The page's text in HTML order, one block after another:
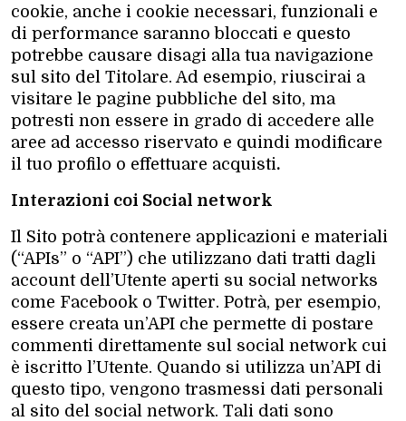
cookie, anche i cookie necessari, funzionali e
di performance saranno bloccati e questo
potrebbe causare disagi alla tua navigazione
sul sito del Titolare. Ad esempio, riuscirai a
visitare le pagine pubbliche del sito, ma
potresti non essere in grado di accedere alle
aree ad accesso riservato e quindi modificare
il tuo profilo o effettuare acquisti.
Interazioni coi Social network
Il Sito potrà contenere applicazioni e materiali
(“APIs” o “API”) che utilizzano dati tratti dagli
account dell’Utente aperti su social networks
come Facebook o Twitter. Potrà, per esempio,
essere creata un’API che permette di postare
commenti direttamente sul social network cui
è iscritto l’Utente. Quando si utilizza un’API di
questo tipo, vengono trasmessi dati personali
al sito del social network. Tali dati sono